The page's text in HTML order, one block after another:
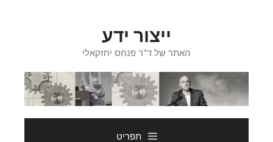
ייצור ידע
האתר של ד"ר פנחס יחזקאלי
תפריט